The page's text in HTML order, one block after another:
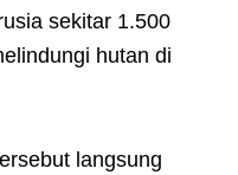
sekitar 1.500
hutan di
langsung